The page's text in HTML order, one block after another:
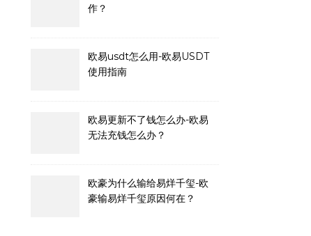
作？
欧易usdt怎么用-欧易USDT
使用指南
欧易更新不了钱怎么办-欧易
无法充钱怎么办？
欧豪为什么输给易烊千玺-欧
豪输易烊千玺原因何在？